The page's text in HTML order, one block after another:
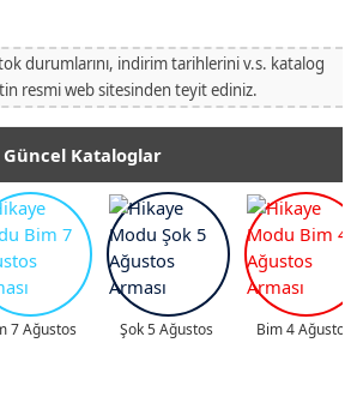
durumlarını, indirim tarihlerini v.s. katalog
resmi web sitesinden teyit ediniz.
Güncel Kataloglar
7 Ağustos Şok 5 Ağustos Bim 4 Ağustos